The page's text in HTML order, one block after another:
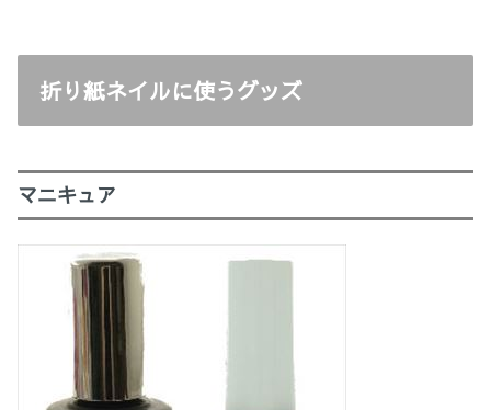
折り紙ネイルに使うグッズ
マニキュア